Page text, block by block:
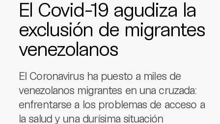
El Covid-19 agudiza la
exclusión de migrantes
venezolanos
El Coronavirus ha puesto a miles de
venezolanos migrantes en una cruzada:
enfrentarse a los problemas de acceso a
la salud y una durísima situación